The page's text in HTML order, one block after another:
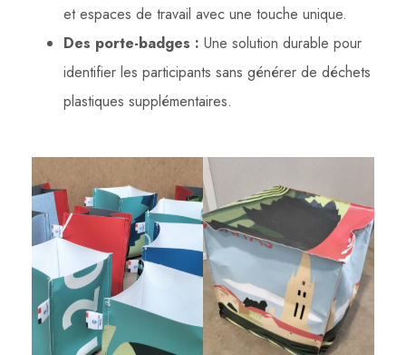
et espaces de travail avec une touche unique.
Des porte-badges : Une solution durable pour
identifier les participants sans générer de déchets
plastiques supplémentaires.